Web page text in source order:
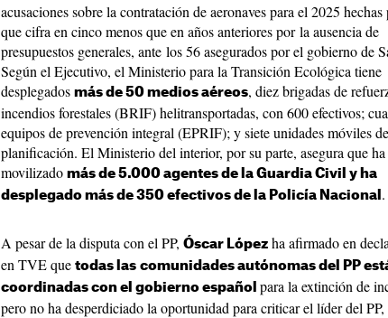
acusaciones sobre la contratación de aeronaves para el 2025 hechas
que cifra en cinco menos que en años anteriores por la ausencia de
presupuestos generales, ante los 56 asegurados por el gobierno de
Según el Ejecutivo, el Ministerio para la Transición Ecológica tiene
desplegados más de 50 medios aéreos, diez brigadas de
incendios forestales (BRIF) helitransportadas, con 600 efectivos;
equipos de prevención integral (EPRIF); y siete unidades móviles
planificación. El Ministerio del interior, por su parte, asegura que ha
movilizado más de 5.000 agentes de la Guardia Civil y ha
desplegado más de 350 efectivos de la Policía Nacional .
A pesar de la disputa con el PP, Óscar López ha afirmado en
en TVE que todas las comunidades autónomas del PP
coordinadas con el gobierno español para la extinción de
pero no ha desperdiciado la oportunidad para criticar el líder del PP,